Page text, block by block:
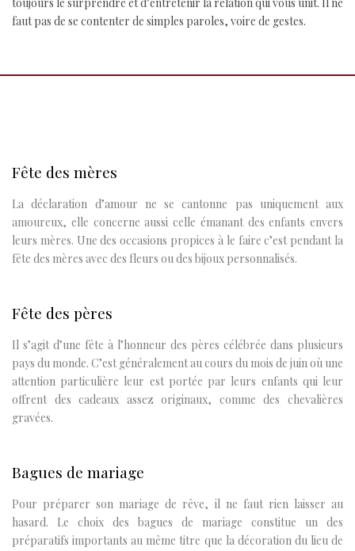
faut pas de se contenter de simples paroles, voire de gestes.
Fête des mères
La déclaration d’amour ne se cantonne pas uniquement aux
amoureux, elle concerne aussi celle émanant des enfants envers
leurs mères. Une des occasions propices à le faire c’est pendant la
fête des mères avec des fleurs ou des bijoux personnalisés.
Fête des pères
Il s’agit d’une fête à l’honneur des pères célébrée dans plusieurs
pays du monde. C’est généralement au cours du mois de juin où une
attention particulière leur est portée par leurs enfants qui leur
offrent des cadeaux assez originaux, comme des chevalières
gravées.
Bagues de mariage
Pour préparer son mariage de rêve, il ne faut rien laisser au
hasard. Le choix des bagues de mariage constitue un des
préparatifs importants au même titre que la décoration du lieu de